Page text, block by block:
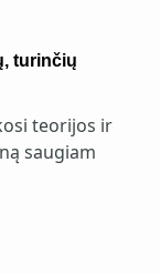
turinčių
teorijos ir
saugiam